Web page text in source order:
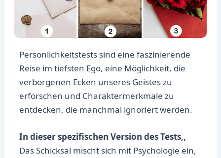
Persönlichkeitstests sind eine faszinierende
Reise im tiefsten Ego, eine Möglichkeit, die
verborgenen Ecken unseres Geistes zu
erforschen und Charaktermerkmale zu
entdecken, die manchmal ignoriert werden.
In dieser spezifischen Version des Tests,,
Das Schicksal mischt sich mit Psychologie ein,